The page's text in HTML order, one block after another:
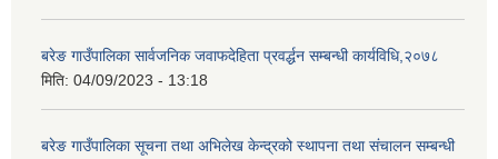
बरेङ गाउँपालिका सार्वजनिक जवाफदेहिता प्रवर्द्धन सम्बन्धी कार्यविधि,२०७८
मिति: 04/09/2023 - 13:18
बरेङ गाउँपालिका सूचना तथा अभिलेख केन्द्रको स्थापना तथा संचालन सम्बन्धी